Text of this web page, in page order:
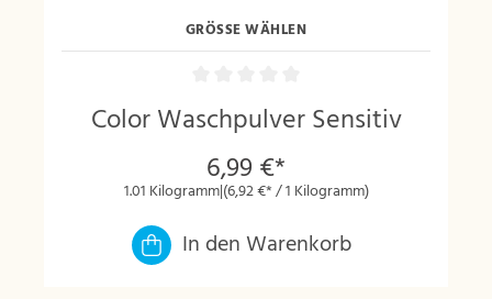
GRÖSSE WÄHLEN
Color Waschpulver Sensitiv
6,99 €*
1.01 Kilogramm|(6,92 €* / 1 Kilogramm)
In den Warenkorb